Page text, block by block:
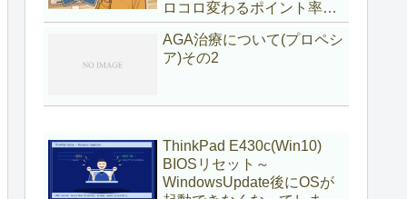
ロコロ変わるポイント率に
注意＆株主優待券はポイン
ト率が低い時に使うべし～
AGA治療について(プロペシ
ア)その2
ThinkPad E430c(Win10)
BIOSリセット～
WindowsUpdate後にOSが